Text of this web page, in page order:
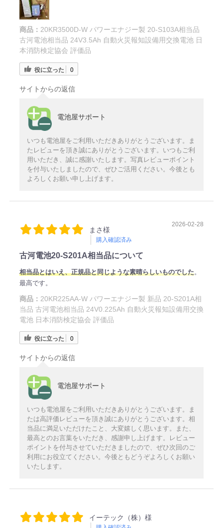
商品： 20KR3500D-W パワーエナジー製 20-S103A相当品
古河電池相当品 24V3.5Ah 自動火災報知設備用交換電池 日
本消防検定協会 評価品
役に立った 0
サイトからの返信
電池屋サポート
いつも電池屋をご利用いただきありがとうございます。ま
たレビューを頂き誠にありがとうございます。いつもご利
用いただき、誠に感謝いたします。写真レビューポイント
を付与いたしましたので、ぜひご活用ください。今後とも
よろしくお願い申し上げます。
まさ様
購入確認済み
2026-02-28
古河電池20-S201A相当品について
相当品とはいえ、正規品と同じような素晴らしいものでした。
最高です。
商品： 20KR225AA-W パワーエナジー製 新品 20-S201A相
当品 古河電池相当品 24V0.225Ah 自動火災報知設備用交換
電池 日本消防検定協会 評価品
役に立った 0
サイトからの返信
電池屋サポート
いつも電池屋をご利用いただきありがとうございます。ま
たは高評価レビューを頂き誠にありがとうございます。相
当品に満足いただけたこと、大変嬉しく思います。また、
最高とのお言葉をいただき、感謝申し上げます。レビュー
ポイントを付与させていただきましたので、ぜひ次回のご
利用にお役立てください。今後ともどうぞよろしくお願い
いたします。
イーテック（株）様